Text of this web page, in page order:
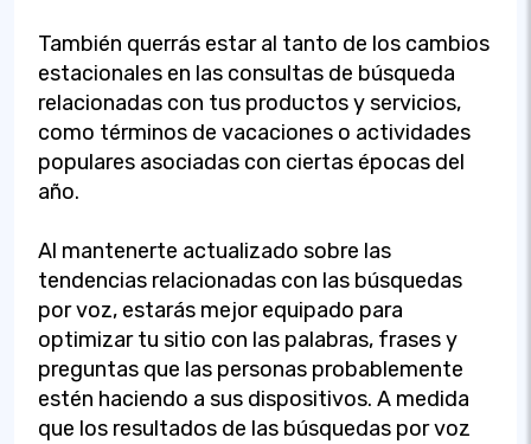
También querrás estar al tanto de los cambios
estacionales en las consultas de búsqueda
relacionadas con tus productos y servicios,
como términos de vacaciones o actividades
populares asociadas con ciertas épocas del
año.
Al mantenerte actualizado sobre las
tendencias relacionadas con las búsquedas
por voz, estarás mejor equipado para
optimizar tu sitio con las palabras, frases y
preguntas que las personas probablemente
estén haciendo a sus dispositivos. A medida
que los resultados de las búsquedas por voz